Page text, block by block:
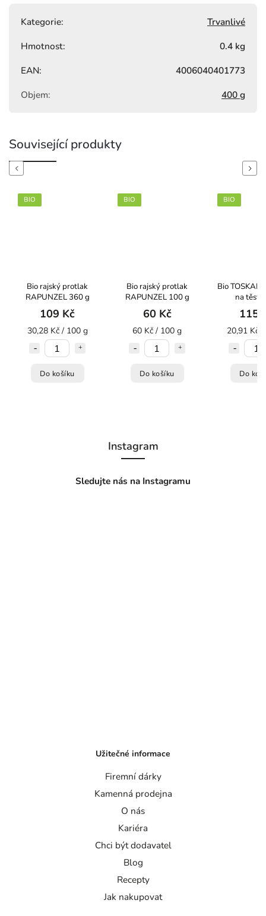
Kategorie:
Trvanlivé
Hmotnost:
0.4 kg
EAN:
4006040401773
Objem: 400 g
Související produkty
Previous
BIO
Bio rajský protlak
RAPUNZEL 360 g
109 Kč
30,28 Kč / 100 g
Do košíku
BIO
Bio rajský protlak
RAPUNZEL 100 g
60 Kč
60 Kč / 100 g
Do košíku
BIO
Bio
na
115
20,91 Kč
Do
Next
Instagram
Sledujte nás na Instagramu
Užitečné informace
Firemní dárky
Kamenná prodejna
O nás
Kariéra
Chci být dodavatel
Blog
Recepty
Jak nakupovat